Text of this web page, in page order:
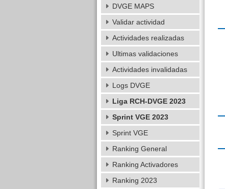
DVGE MAPS
Validar actividad
Actividades realizadas
Ultimas validaciones
Actividades invalidadas
Logs DVGE
Liga RCH-DVGE 2023
Sprint VGE 2023
Sprint VGE
Ranking General
Ranking Activadores
Ranking 2023